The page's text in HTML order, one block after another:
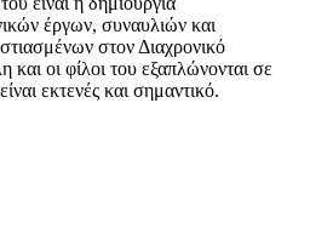
έργων, συναυλιών και
στον Διαχρονικό
οι φίλοι του εξαπλώνονται σε
εκτενές και σημαντικό.